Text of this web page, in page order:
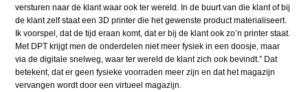
versturen naar de klant waar ook ter wereld. In de buurt van die klant of bij
de klant zelf staat een 3D printer die het gewenste product materialiseert.
Ik voorspel, dat de tijd eraan komt, dat er bij de klant ook zo’n printer staat.
Met DPT krijgt men de onderdelen niet meer fysiek in een doosje, maar
via de digitale snelweg, waar ter wereld de klant zich ook bevindt.” Dat
betekent, dat er geen fysieke voorraden meer zijn en dat het magazijn
vervangen wordt door een virtueel magazijn.